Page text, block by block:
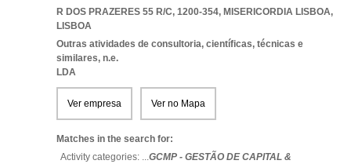
R DOS PRAZERES 55 R/C, 1200-354, MISERICORDIA LISBOA,
LISBOA
Outras atividades de consultoria, científicas, técnicas e
similares, n.e.
LDA
Ver empresa Ver no Mapa
Matches in the search for:
Activity categories: ...GCMP - GESTÃO DE CAPITAL &